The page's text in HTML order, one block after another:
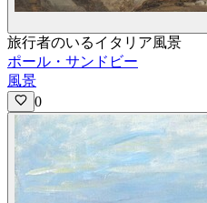
旅行者のいるイタリア風景
ポール・サンドビー
風景
0